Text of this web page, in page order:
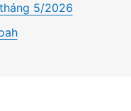
5/2026